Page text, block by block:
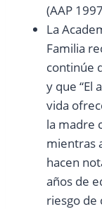
(AAP
La
Familia
continúe
y que “El
vida
la madre
mientras
hacen
años de
riesgo de